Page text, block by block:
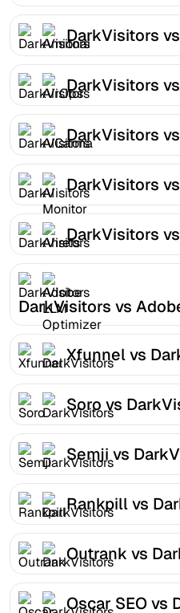
DarkVisitors
DarkVisitors
DarkVisitors
DarkVisitors
DarkVisitors
DarkVisitors vs
Xfunnel vs
Soro vs
Semji vs
Rankpill vs
Outrank vs
Oscar SEO vs